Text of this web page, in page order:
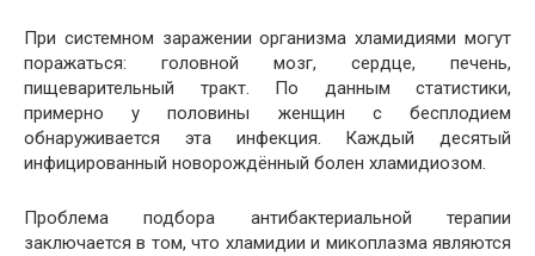
При системном заражении организма хламидиями могут
поражаться: головной мозг, сердце, печень,
пищеварительный тракт. По данным статистики,
примерно у половины женщин с бесплодием
обнаруживается эта инфекция. Каждый десятый
инфицированный новорождённый болен хламидиозом.
Проблема подбора антибактериальной терапии
заключается в том, что хламидии и микоплазма являются